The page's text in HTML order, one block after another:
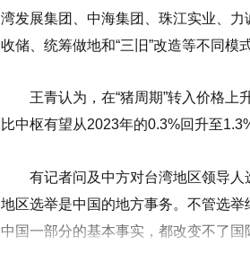
湾发展集团、中海集团、珠江实业、
收储、统筹做地和“三旧”改造等不同
王青认为，在“猪周期”转入价格上
比中枢有望从2023年的0.3%回升至
有记者问及中方对台湾地区领导人
地区选举是中国的地方事务。不管选
中国一部分的基本事实，都改变不了